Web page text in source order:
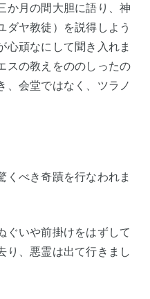
月の間大胆に語り、神
ダヤ教徒）を説得しよう
心頑なにして聞き入れま
スの教えをののしったの
、会堂ではなく、ツラノ
べき奇蹟を行なわれま
いや前掛けをはずして
り、悪霊は出て行きまし